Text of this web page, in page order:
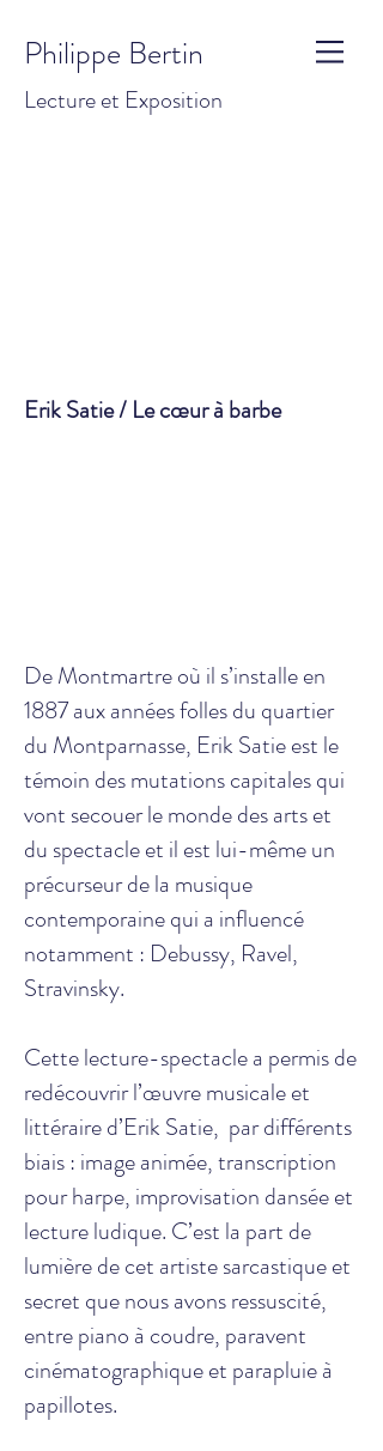
Philippe Bertin
Lecture et Exposition
Erik Satie / Le cœur à barbe
De Montmartre où il s’installe en
1887 aux années folles du quartier
du Montparnasse, Erik Satie est le
témoin des mutations capitales qui
vont secouer le monde des arts et
du spectacle et il est lui-même un
précurseur de la musique
contemporaine qui a influencé
notamment : Debussy, Ravel,
Stravinsky.
Cette lecture-spectacle a permis de
redécouvrir l’œuvre musicale et
littéraire d’Erik Satie, par différents
biais : image animée, transcription
pour harpe, improvisation dansée et
lecture ludique. C’est la part de
lumière de cet artiste sarcastique et
secret que nous avons ressuscité,
entre piano à coudre, paravent
cinématographique et parapluie à
papillotes.